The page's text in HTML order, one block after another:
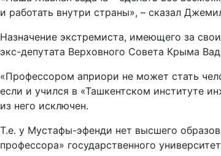
и работать внутри страны», – сказал
Назначение экстремиста, имеющего за
экс-депутата Верховного Совета Крыма
«Профессором априори не может стать
если и учился в «Ташкентском институте
из него исключен.
Т.е. у Мустафы-эфенди нет высшего
профессора» государственного